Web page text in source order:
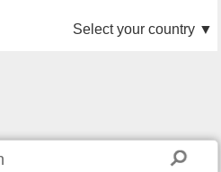
Select your country ▼